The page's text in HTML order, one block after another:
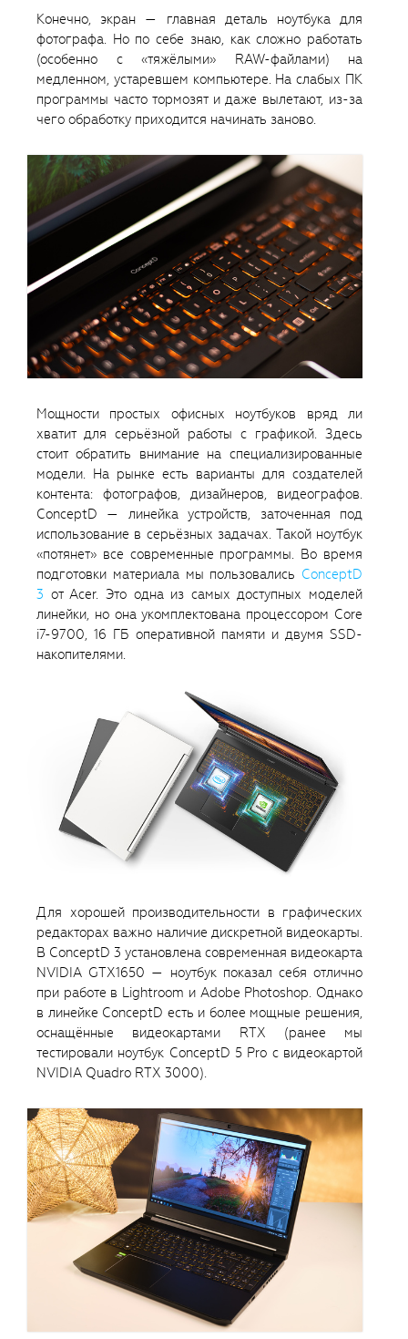
Конечно, экран — главная деталь ноутбука для
фотографа. Но по себе знаю, как сложно работать
(особенно с «тяжёлыми» RAW-файлами) на
медленном, устаревшем компьютере. На слабых ПК
программы часто тормозят и даже вылетают, из-за
чего обработку приходится начинать заново.
Мощности простых офисных ноутбуков вряд ли
хватит для серьёзной работы с графикой. Здесь
стоит обратить внимание на специализированные
модели. На рынке есть варианты для создателей
контента: фотографов, дизайнеров, видеографов.
ConceptD — линейка устройств, заточенная под
использование в серьёзных задачах. Такой ноутбук
«потянет» все современные программы. Во время
подготовки материала мы пользовались ConceptD
3 от Acer. Это одна из самых доступных моделей
линейки, но она укомплектована процессором Core
i7-9700, 16 ГБ оперативной памяти и двумя SSD-
накопителями.
Для хорошей производительности в графических
редакторах важно наличие дискретной видеокарты.
В ConceptD 3 установлена современная видеокарта
NVIDIA GTX1650 — ноутбук показал себя отлично
при работе в Lightroom и Adobe Photoshop. Однако
в линейке ConceptD есть и более мощные решения,
оснащённые видеокартами RTX (ранее мы
тестировали ноутбук ConceptD 5 Pro с видеокартой
NVIDIA Quadro RTX 3000).